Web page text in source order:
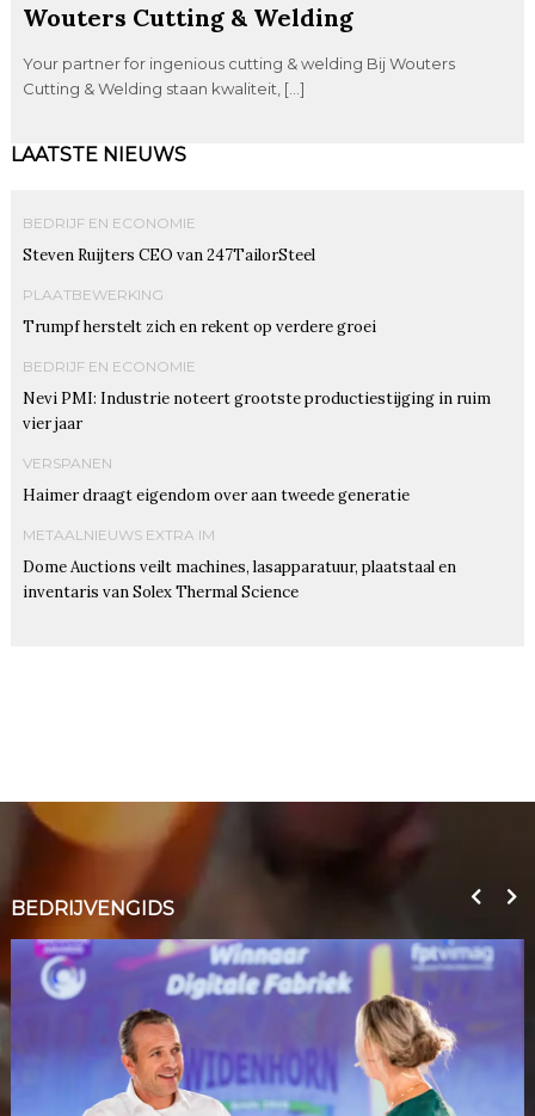
Wouters Cutting & Welding
Your partner for ingenious cutting & welding Bij Wouters
Cutting & Welding staan kwaliteit, […]
LAATSTE NIEUWS
BEDRIJF EN ECONOMIE
Steven Ruijters CEO van 247TailorSteel
PLAATBEWERKING
Trumpf herstelt zich en rekent op verdere groei
BEDRIJF EN ECONOMIE
Nevi PMI: Industrie noteert grootste productiestijging in ruim
vier jaar
VERSPANEN
Haimer draagt eigendom over aan tweede generatie
METAALNIEUWS EXTRA IM
Dome Auctions veilt machines, lasapparatuur, plaatstaal en
inventaris van Solex Thermal Science
BEDRIJVENGIDS